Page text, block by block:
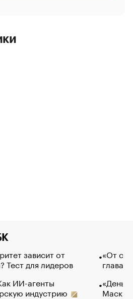
зависит от
Тест для лидеров
ИИ-агенты
индустрию
«От
глава
Маск в